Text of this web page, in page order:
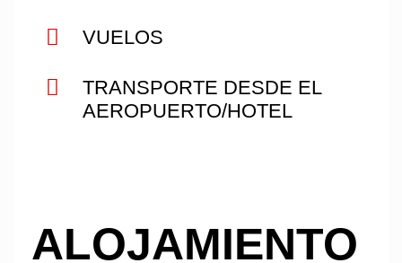
VUELOS
TRANSPORTE DESDE EL
AEROPUERTO/HOTEL
ALOJAMIENTO